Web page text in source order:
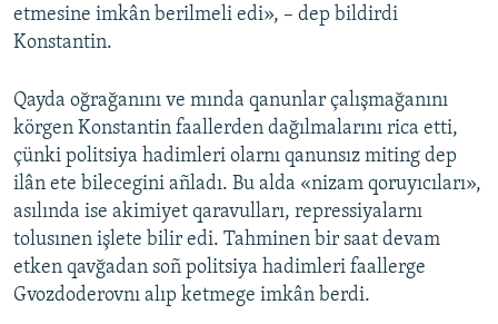
etmesine imkân berilmeli edi», – dep bildirdi
Konstantin.
Qayda oğrağanını ve mında qanunlar çalışmağanını
körgen Konstantin faallerden dağılmalarını rica etti,
çünki politsiya hadimleri olarnı qanunsız miting dep
ilân ete bilecegini añladı. Bu alda «nizam qoruyıcıları»,
asılında ise akimiyet qaravulları, repressiyalarnı
tolusınen işlete bilir edi. Tahminen bir saat devam
etken qavğadan soñ politsiya hadimleri faallerge
Gvozdoderovnı alıp ketmege imkân berdi.